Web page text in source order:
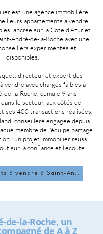
est une agence immobilière
appartements à vendre
ancrée sur la Côte d'Azur et
André-de-la-Roche avec une
expérimentés et
disponibles.
directeur et expert des
vendre avec charges faibles à
de-la-Roche, cumule 9 ans
le secteur, aux côtés de
ses 400 transactions réalisées,
conseillère engagée depuis
membre de l'équipe partage
: un projet immobilier réussi
sur la confiance et l'écoute.
Appartements à vendre à Saint-André-de-la-Roche
de-la-Roche, un
de A à Z